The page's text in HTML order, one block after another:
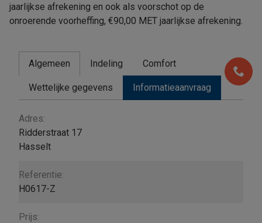
jaarlijkse afrekening en ook als voorschot op de
onroerende voorheffing, €90,00 MET jaarlijkse afrekening.
Algemeen Indeling Comfort
Wettelijke gegevens Informatieaanvraag
Algemeen
Adres:
Ridderstraat 17
Hasselt
Referentie:
H0617-Z
Prijs: